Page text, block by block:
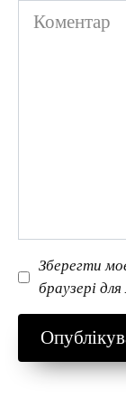
Коментар
Зберегти
браузері